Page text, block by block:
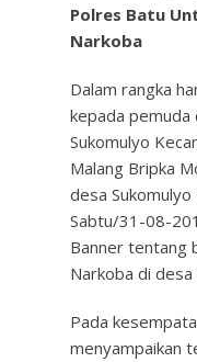
Polres Batu
Narkoba
Dalam rangka
kepada pemuda
Sukomulyo
Malang Bripka
desa
Sabtu/31-08-
Banner tentang
Narkoba di desa
Pada
menyampaikan